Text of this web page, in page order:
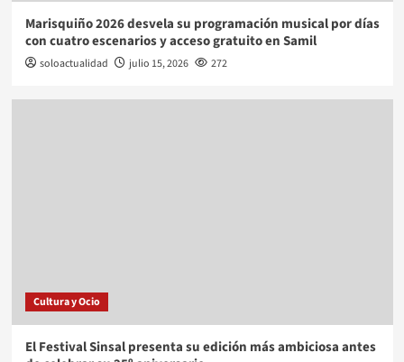
Marisquiño 2026 desvela su programación musical por días
con cuatro escenarios y acceso gratuito en Samil
soloactualidad julio 15, 2026 272
Cultura y Ocio
El Festival Sinsal presenta su edición más ambiciosa antes